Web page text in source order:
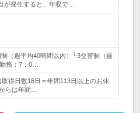
が発生すると、年収で…
（週平均40時間以内）└3交替制（週
務：7：0…
得日数16日＝年間113日以上のお休
らは年間…